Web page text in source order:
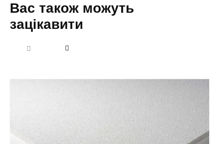
Вас також можуть
зацікавити